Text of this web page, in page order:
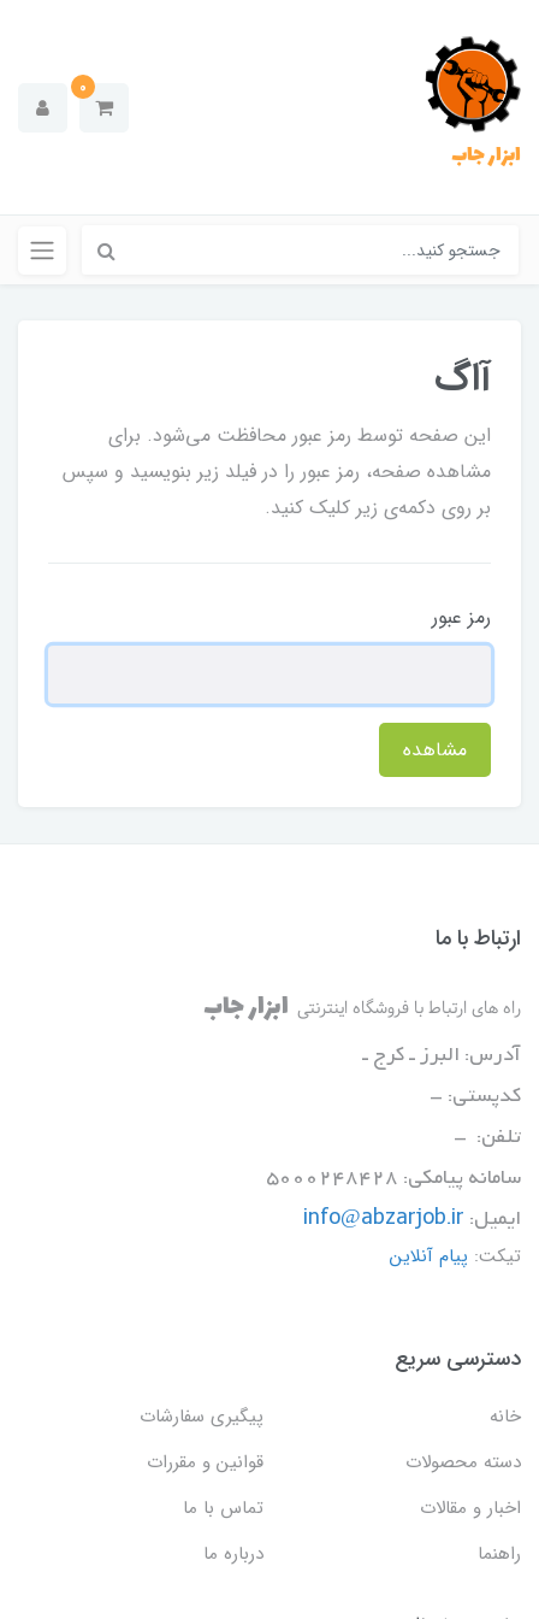
ابزار جاب
0
آاگ
این صفحه توسط رمز عبور محافظت می‌شود. برای
مشاهده صفحه، رمز عبور را در فیلد زیر بنویسید و سپس
بر روی دکمه‌ی زیر کلیک کنید.
رمز عبور
مشاهده
ارتباط با ما
راه های ارتباط با فروشگاه اینترنتی ابزار جاب
آدرس: البرز ـ کرج ـ
کدپستی: -
تلفن: -
سامانه پیامکی: 5000248428
ایمیل: info@abzarjob.ir
تیکت: پیام آنلاین
دسترسی سریع
خانه
پیگیری سفارشات
دسته محصولات
قوانین و مقررات
اخبار و مقالات
تماس با ما
راهنما
درباره ما